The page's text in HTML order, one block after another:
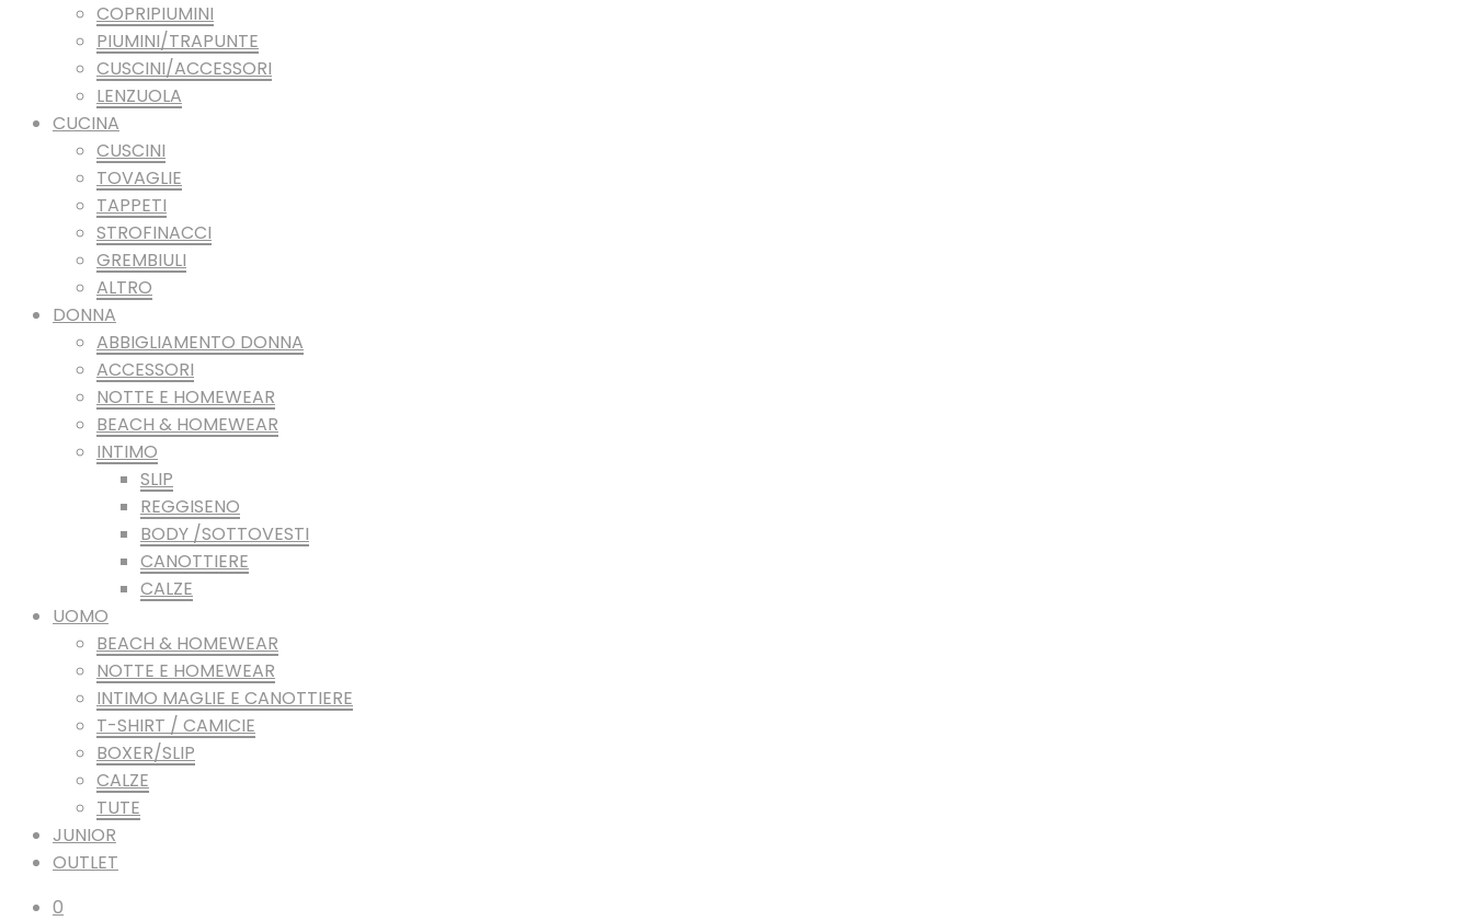
COPRIPIUMINI
PIUMINI/TRAPUNTE
CUSCINI/ACCESSORI
LENZUOLA
CUCINA
CUSCINI
TOVAGLIE
TAPPETI
STROFINACCI
GREMBIULI
ALTRO
DONNA
ABBIGLIAMENTO DONNA
ACCESSORI
NOTTE E HOMEWEAR
BEACH & HOMEWEAR
INTIMO
SLIP
REGGISENO
BODY /SOTTOVESTI
CANOTTIERE
CALZE
UOMO
BEACH & HOMEWEAR
NOTTE E HOMEWEAR
INTIMO MAGLIE E CANOTTIERE
T-SHIRT / CAMICIE
BOXER/SLIP
CALZE
TUTE
JUNIOR
OUTLET
0